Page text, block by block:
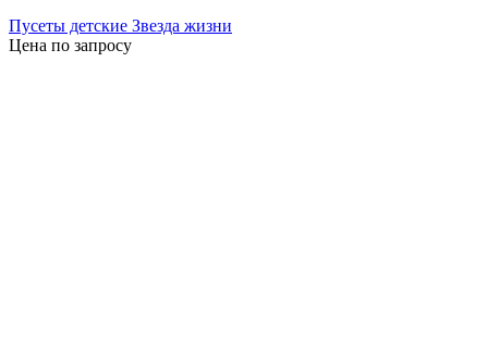
Пусеты детские Звезда жизни
Цена по запросу